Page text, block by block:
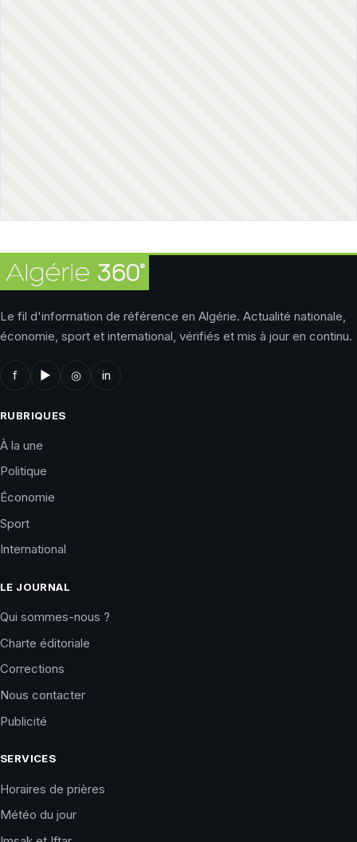
Le fil d'information de référence en Algérie. Actualité nationale,
économie, sport et international, vérifiés et mis à jour en continu.
f ▶ ◎ in
RUBRIQUES
À la une
Politique
Économie
Sport
International
LE JOURNAL
Qui sommes-nous ?
Charte éditoriale
Corrections
Nous contacter
Publicité
SERVICES
Horaires de prières
Météo du jour